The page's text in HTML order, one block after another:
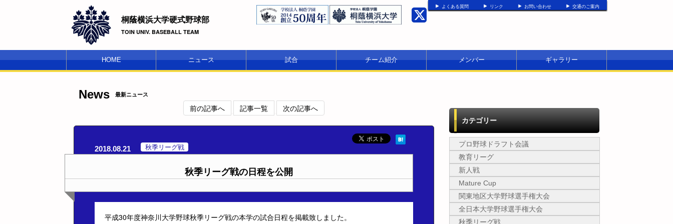
よくある質問 リンク お問い合わせ 交通のご案内
桐蔭横浜大学硬式野球部
TOIN UNIV. BASEBALL TEAM
HOME ニュース 試合 チーム紹介 メンバー ギャラリー
News 最新ニュース
前の記事へ 記事一覧 次の記事へ
2018.08.21 秋季リーグ戦
秋季リーグ戦の日程を公開
平成30年度神奈川大学野球秋季リーグ戦の本学の試合日程を掲載致しました。
カテゴリー
プロ野球ドラフト会議
教育リーグ
新人戦
Mature Cup
関東地区大学野球選手権大会
全日本大学野球選手権大会
秋季リーグ戦